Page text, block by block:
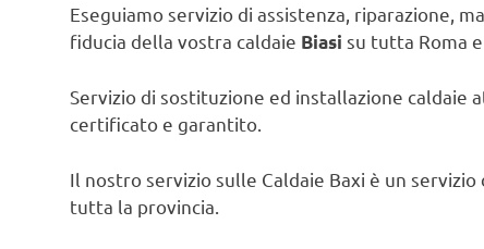
Eseguiamo servizio di assistenza, riparazione,
fiducia della vostra caldaie Biasi su tutta Roma
Servizio di sostituzione ed installazione
certificato e garantito.
Il nostro servizio sulle Caldaie Baxi è un
tutta la provincia.